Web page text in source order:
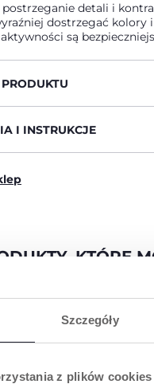
Szczegóły
z plików cookies
postrzeganie detali i
dostrzegać kolory
są
I INSTRUKCJE
KTÓRE